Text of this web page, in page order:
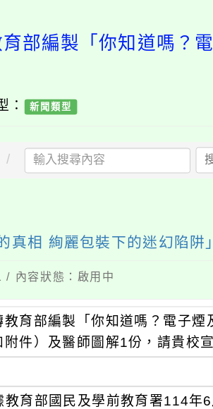
部編製「你知道嗎？
： 新聞類型
真相 絢麗包裝下的迷幻陷阱
內容狀態：啟用中
教育部編製「你知道嗎？電子
附件）及醫師圖解1份，請貴校
教育部國民及學前教育署114年